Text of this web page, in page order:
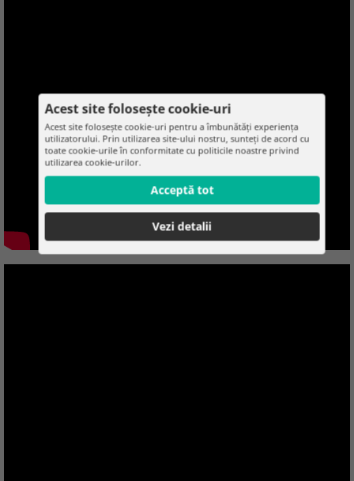
Acest site folosește cookie-uri
Acest site folosește cookie-uri pentru a îmbunătăți experiența
utilizatorului. Prin utilizarea site-ului nostru, sunteți de acord cu
toate cookie-urile în conformitate cu politicile noastre privind
utilizarea cookie-urilor.
Acceptă tot
Vezi detalii